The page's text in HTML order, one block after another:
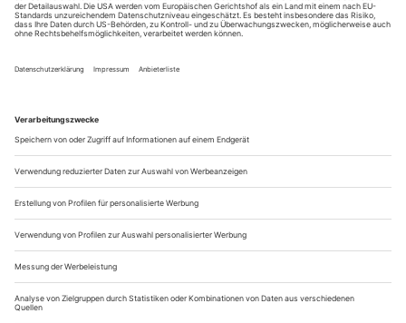
Machtspiele
nicht über Poppaea, jene Frau, in die der römische Kaiser
Nero so verliebt war, dass er dafür sowohl seine Mutter als
auch die ins Exil entwichene Ehefrau ermorden ließ. Dass
Claudio Monteverdi ausgerechnet diesem grausamen Paar
eines der...
Anatomie der Melancholie
Das Theater war für ihn zeitlebens ein Ort der Wahrhaftigkeit. Ein
Nachruf auf den Komponisten und Dirigenten Péter Eötvös